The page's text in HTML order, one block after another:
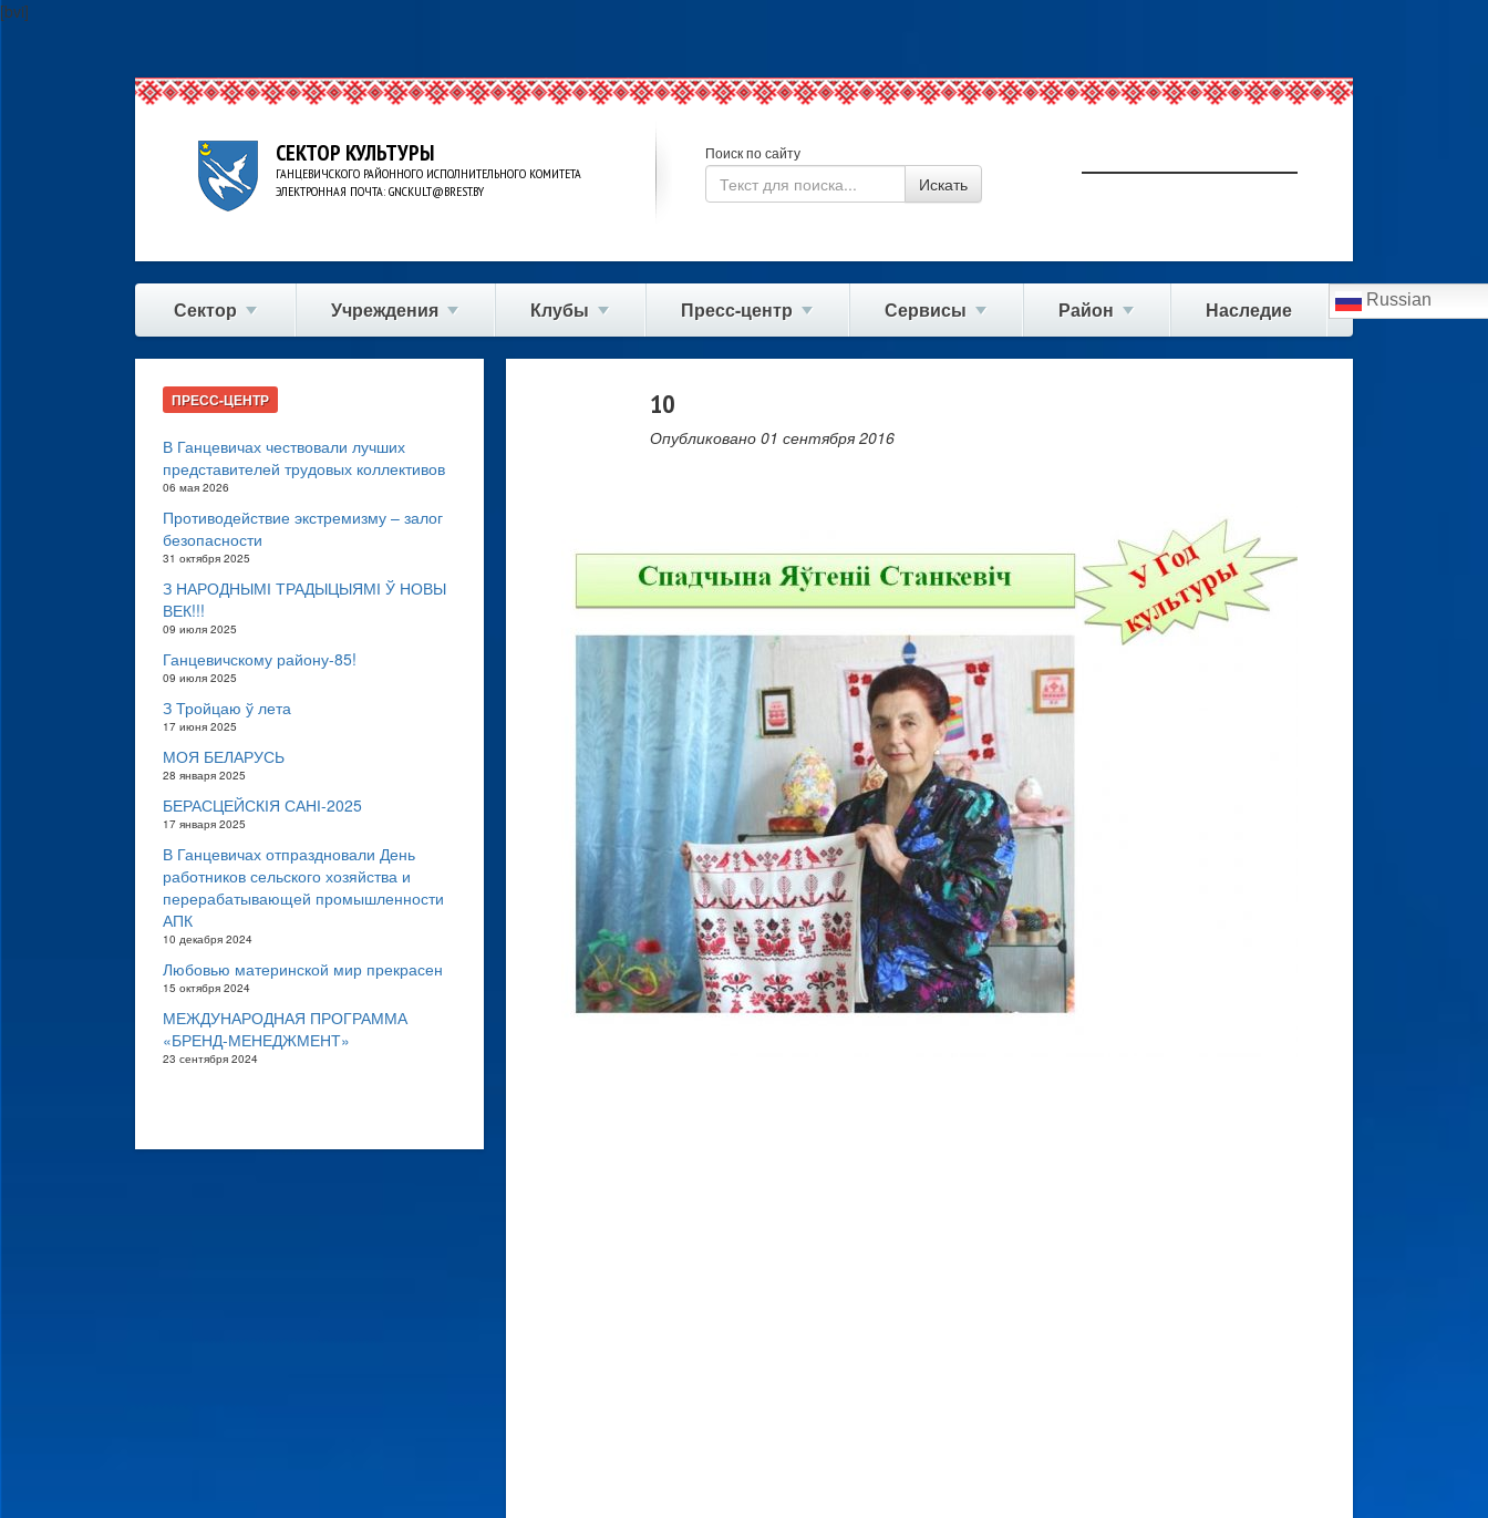
[bvi]
СЕКТОР КУЛЬТУРЫ
ГАНЦЕВИЧСКОГО РАЙОННОГО ИСПОЛНИТЕЛЬНОГО КОМИТЕТА
ЭЛЕКТРОННАЯ ПОЧТА: GNCKULT@BREST.BY
Поиск по сайту
Сектор Учреждения Клубы Пресс-центр Сервисы Район Наследие Russian
ПРЕСС-ЦЕНТР
В Ганцевичах чествовали лучших
представителей трудовых коллективов
06 мая 2026
Противодействие экстремизму – залог
безопасности
31 октября 2025
З НАРОДНЫМІ ТРАДЫЦЫЯМІ Ў НОВЫ
ВЕК!!!
09 июля 2025
Ганцевичскому району-85!
09 июля 2025
З Тройцаю ў лета
17 июня 2025
МОЯ БЕЛАРУСЬ
28 января 2025
БЕРАСЦЕЙСКІЯ САНІ-2025
17 января 2025
В Ганцевичах отпраздновали День
работников сельского хозяйства и
перерабатывающей промышленности
АПК
10 декабря 2024
Любовью материнской мир прекрасен
15 октября 2024
МЕЖДУНАРОДНАЯ ПРОГРАММА
«БРЕНД-МЕНЕДЖМЕНТ»
23 сентября 2024
10
Опубликовано 01 сентября 2016